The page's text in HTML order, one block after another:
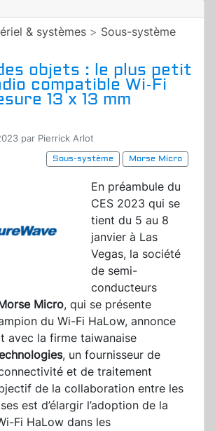
& systèmes > Sous-système
objets : le plus petit
compatible Wi-Fi
13 x 13 mm
par Pierrick Arlot
Sous-système
Morse Micro
En préambule du
CES 2023 qui se
tient du 5 au 8
janvier à Las
Vegas, la société
de semi-
conducteurs
Micro, qui se présente
du Wi-Fi HaLow, annonce
avec la firme taiwanaise
, un fournisseur de
et de traitement
de la collaboration entre les
est d’élargir l’adoption de la
Fi HaLow dans les